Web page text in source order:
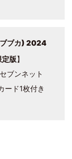
ブカ) 2024
版】
ブンネット
ード1枚付き